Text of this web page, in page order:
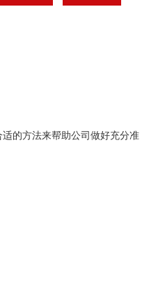
的方法来帮助公司做好充分准